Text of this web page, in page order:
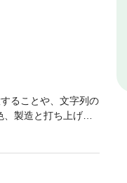
ることや、文字列の
製造と打ち上げの
ています。江戸時